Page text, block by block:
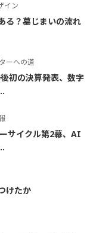
イン
る？墓じまいの流れ
ーへの道
初の決算発表、数字
サイクル第2幕、AI
けたか